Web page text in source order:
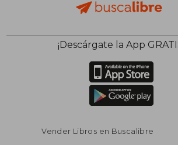
¡Descárgate la App
Vender Libros en Buscalibre